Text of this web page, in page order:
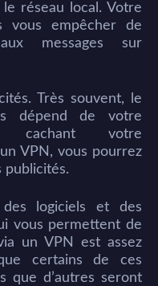
réseau local. Votre
vous empêcher de
messages sur
Très souvent, le
dépend de votre
cachant votre
VPN, vous pourrez
publicités.
des logiciels et des
vous permettent de
un VPN est assez
certains de ces
que d’autres seront